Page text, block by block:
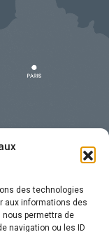
des technologies
aux informations des
permettra de
navigation ou les ID